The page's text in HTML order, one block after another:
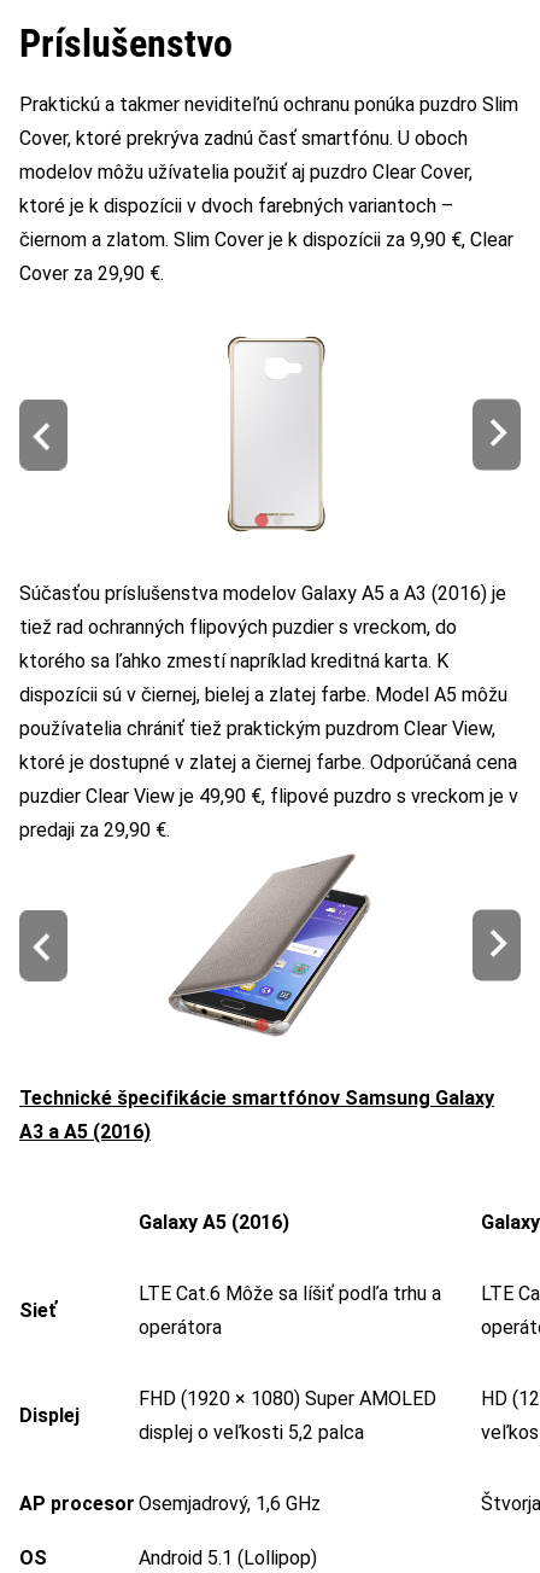
Príslušenstvo
Praktickú a takmer neviditeľnú ochranu ponúka puzdro Slim
Cover, ktoré prekrýva zadnú časť smartfónu. U oboch
modelov môžu užívatelia použiť aj puzdro Clear Cover,
ktoré je k dispozícii v dvoch farebných variantoch –
čiernom a zlatom. Slim Cover je k dispozícii za 9,90 €, Clear
Cover za 29,90 €.
Súčasťou príslušenstva modelov Galaxy A5 a A3 (2016) je
tiež rad ochranných flipových puzdier s vreckom, do
ktorého sa ľahko zmestí napríklad kreditná karta. K
dispozícii sú v čiernej, bielej a zlatej farbe. Model A5 môžu
používatelia chrániť tiež praktickým puzdrom Clear View,
ktoré je dostupné v zlatej a čiernej farbe. Odporúčaná cena
puzdier Clear View je 49,90 €, flipové puzdro s vreckom je v
predaji za 29,90 €.
Technické špecifikácie smartfónov Samsung Galaxy
A3 a A5 (2016)
Galaxy A5 (2016)
Sieť
LTE Cat.6 Môže sa líšiť podľa trhu a
operátora
LTE
Displej
FHD (1920 × 1080) Super AMOLED
displej o veľkosti 5,2 palca
HD
AP procesor Osemjadrový, 1,6 GHz
OS Android 5.1 (Lollipop)